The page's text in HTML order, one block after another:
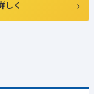
しく